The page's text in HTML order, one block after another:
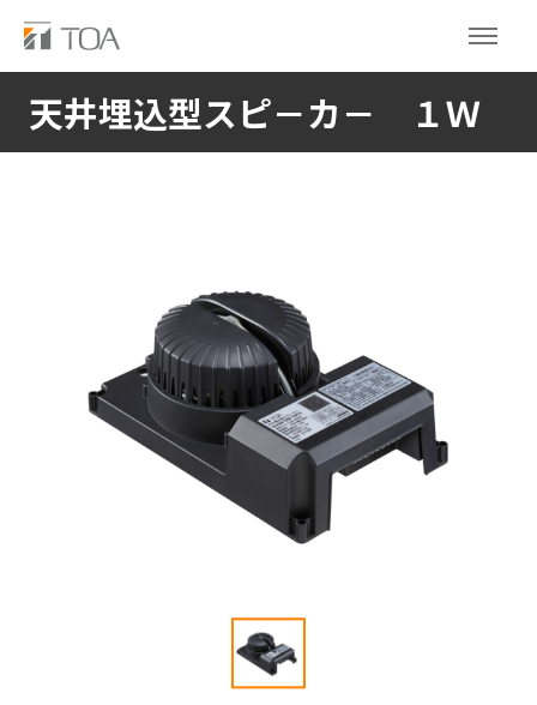
天井埋込型スピ－カ－ １Ｗ